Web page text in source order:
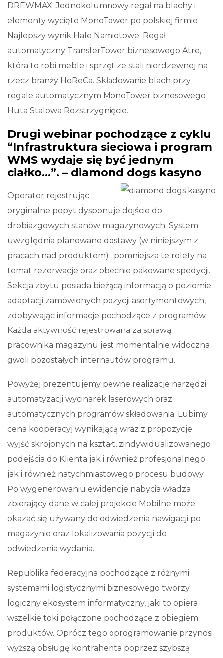
DREWMAX. Jednokolumnowy regał na blachy i
elementy wycięte MonoTower po polskiej firmie
Najlepszy wynik Hale Namiotowe. Regał
automatyczny TransferTower biznesowego Atre,
która to robi meble i sprzęt ze stali nierdzewnej na
rzecz branży HoReCa. Składowanie blach przy
regale automatycznym MonoTower biznesowego
Huta Stalowa Rozstrzygnięcie.
Drugi webinar pochodzące z cyklu
“Infrastruktura sieciowa i program
WMS wydaje się być jednym
ciałko…”. – diamond dogs kasyno
Operator rejestrując
oryginalne popyt dysponuje dojście do
drobiazgowych stanów magazynowych. System
uwzględnia planowane dostawy (w niniejszym z
pracach nad produktem) i pomniejsza te rolety na
temat rezerwacje oraz obecnie pakowane spedycji.
Sekcja zbytu posiada bieżącą informacją o poziomie
adaptacji zamówionych pozycji asortymentowych,
zdobywając informacje pochodzące z programów.
Każda aktywność rejestrowana za sprawą
pracownika magazynu jest momentalnie widoczna
gwoli pozostałych internautów programu.
Powyżej prezentujemy pewne realizacje narzędzi
automatyzacji wycinarek laserowych oraz
automatycznych programów składowania. Lubimy
cena kooperacyj wynikającą wraz z propozycje
wyjść skrojonych na kształt, zindywidualizowanego
podejścia do Klienta jak i również profesjonalnego
jak i również natychmiastowego procesu budowy.
Po wygenerowaniu ewidencje nabycia władza
zbierający dane w całej projekcie Mobilne może
okazać się używany do odwiedzenia nawigacji po
magazynie oraz lokalizowania pozycji do
odwiedzenia wydania.
Republika federacyjna pochodzące z różnymi
systemami logistycznymi biznesowego tworzy
logiczny ekosystem informatyczny, jaki to opiera
wszelkie toki połączone pochodzące z obiegiem
produktów. Oprócz tego oprogramowanie przynosi
wyższą obsługę kontrahenta poprzez szybszą